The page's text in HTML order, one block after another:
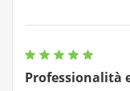
Professionalità